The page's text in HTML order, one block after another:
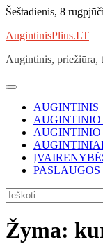
Skip
content
Šeštadienis, 8
AugintinisPlius.LT
Augintinis, priežiūra,
AUGINTINIS
AUGINTINIO
AUGINTINIO
PASLAUGOS
Ieškoti:
Žyma: